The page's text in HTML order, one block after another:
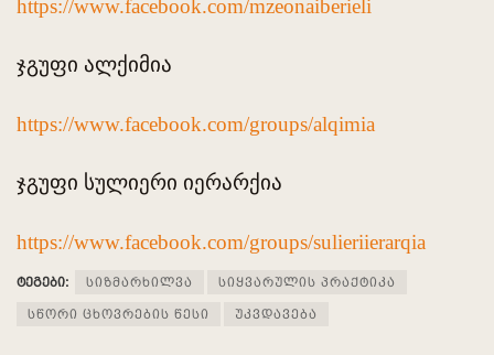
https://www.facebook.com/mzeonaiberieli
ჯგუფი ალქიმია
https://www.facebook.com/groups/alqimia
ჯგუფი სულიერი იერარქია
https://www.facebook.com/groups/sulieriierarqia
ტეგები: სიზმარხილვა სიყვარულის პრაქტიკა
სწორი ცხოვრების წესი უკვდავება